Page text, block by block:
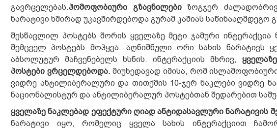
გავრცელებას.ჰომოფობიური გზავნილებიზოგჯერ
ნარატივი ხშირად უკავშირდებოდა გურამ კაშიას საწინააღმდეგო
შესწავლილ პოსტებს შორის ყველაზე მეტი ჯამური
შემცველ პოსტებს მოჰყვა. აღნიშნული ორი სახის ნარატივს
აბსოლუტურ მაჩვენებელს ხსნის. ინტერაქციის მხრივ,
პოსტები ვრცელდებოდა. მიუხედავად იმისა, რომ
ვიდრე ანტილიბერალური და თითქმის 10-ჯერ ნაკლები ვიდრე
ნაციონალისტურ და ანტილიბერალურ პოსტებთან შედარებით
ყველაზე ნაკლებად ეფექტური ღიად ანტიდასავლური ნარატივის
ნარატივი იყო, რომელიც ყველა სახის ინტერაქციით